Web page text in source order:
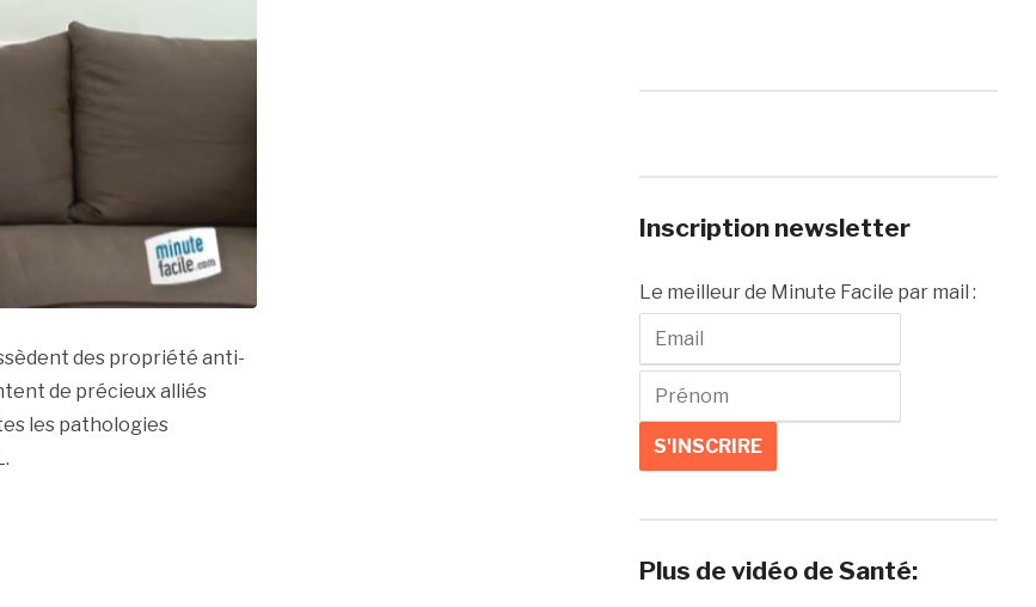
des propriété anti-
de précieux alliés
les pathologies
Inscription newsletter
Le meilleur de Minute Facile par mail :
Plus de vidéo de Santé: